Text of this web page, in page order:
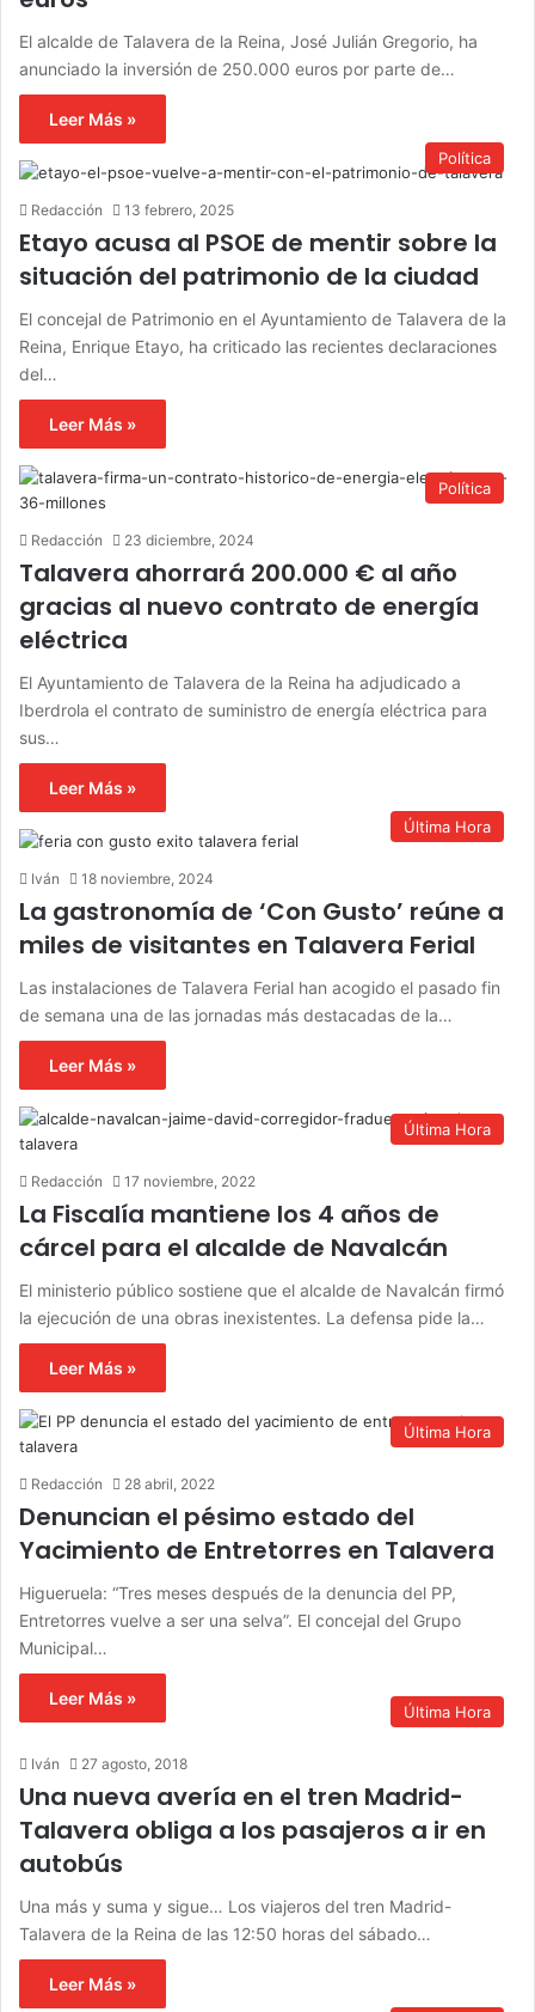
El alcalde de Talavera de la Reina, José Julián Gregorio, ha
anunciado la inversión de 250.000 euros por parte de…
Leer Más »
Política
Redacción 13 febrero, 2025
Etayo acusa al PSOE de mentir sobre la
situación del patrimonio de la ciudad
El concejal de Patrimonio en el Ayuntamiento de Talavera de la
Reina, Enrique Etayo, ha criticado las recientes declaraciones
del…
Leer Más »
Política
Redacción 23 diciembre, 2024
Talavera ahorrará 200.000 € al año
gracias al nuevo contrato de energía
eléctrica
El Ayuntamiento de Talavera de la Reina ha adjudicado a
Iberdrola el contrato de suministro de energía eléctrica para
sus…
Leer Más »
Última Hora
Iván 18 noviembre, 2024
La gastronomía de ‘Con Gusto’ reúne a
miles de visitantes en Talavera Ferial
Las instalaciones de Talavera Ferial han acogido el pasado fin
de semana una de las jornadas más destacadas de la…
Leer Más »
Última Hora
Redacción 17 noviembre, 2022
La Fiscalía mantiene los 4 años de
cárcel para el alcalde de Navalcán
El ministerio público sostiene que el alcalde de Navalcán firmó
la ejecución de una obras inexistentes. La defensa pide la…
Leer Más »
Última Hora
Redacción 28 abril, 2022
Denuncian el pésimo estado del
Yacimiento de Entretorres en Talavera
Higueruela: “Tres meses después de la denuncia del PP,
Entretorres vuelve a ser una selva”. El concejal del Grupo
Municipal…
Leer Más »
Última Hora
Iván 27 agosto, 2018
Una nueva avería en el tren Madrid-
Talavera obliga a los pasajeros a ir en
autobús
Una más y suma y sigue… Los viajeros del tren Madrid-
Talavera de la Reina de las 12:50 horas del sábado…
Leer Más »